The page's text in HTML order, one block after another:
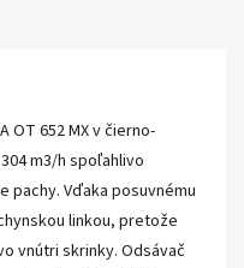
OT 652 MX v čierno-
m3/h spoľahlivo
pachy. Vďaka posuvnému
linkou, pretože
vnútri skrinky. Odsávač